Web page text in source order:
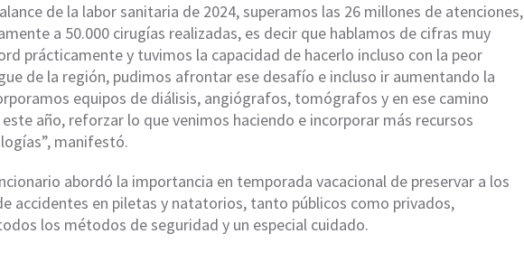
de la labor sanitaria de 2024, superamos las 26 millones de atenciones,
a 50.000 cirugías realizadas, es decir que hablamos de cifras muy
prácticamente y tuvimos la capacidad de hacerlo incluso con la peor
de la región, pudimos afrontar ese desafío e incluso ir aumentando la
equipos de diálisis, angiógrafos, tomógrafos y en ese camino
año, reforzar lo que venimos haciendo e incorporar más recursos
manifestó.
abordó la importancia en temporada vacacional de preservar a los
accidentes en piletas y natatorios, tanto públicos como privados,
los métodos de seguridad y un especial cuidado.